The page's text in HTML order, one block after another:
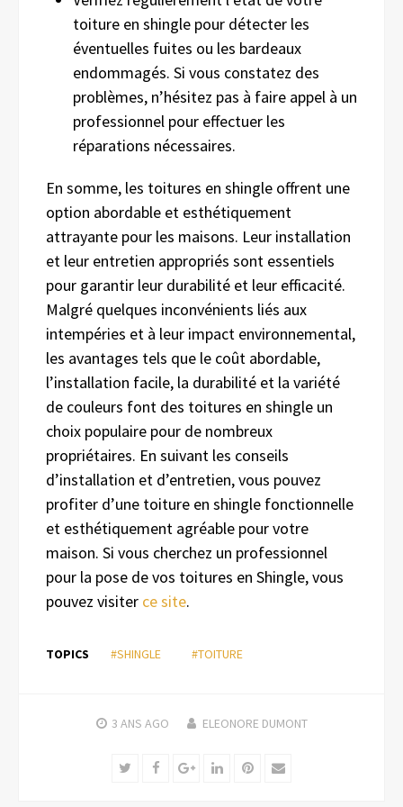
toiture en shingle pour détecter les
éventuelles fuites ou les bardeaux
endommagés. Si vous constatez des
problèmes, n’hésitez pas à faire appel à un
professionnel pour effectuer les
réparations nécessaires.
En somme, les toitures en shingle offrent une
option abordable et esthétiquement
attrayante pour les maisons. Leur installation
et leur entretien appropriés sont essentiels
pour garantir leur durabilité et leur efficacité.
Malgré quelques inconvénients liés aux
intempéries et à leur impact environnemental,
les avantages tels que le coût abordable,
l’installation facile, la durabilité et la variété
de couleurs font des toitures en shingle un
choix populaire pour de nombreux
propriétaires. En suivant les conseils
d’installation et d’entretien, vous pouvez
profiter d’une toiture en shingle fonctionnelle
et esthétiquement agréable pour votre
maison. Si vous cherchez un professionnel
pour la pose de vos toitures en Shingle, vous
pouvez visiter ce site.
TOPICS #SHINGLE #TOITURE
3 ANS AGO ELEONORE DUMONT
TwitterFacebookGoogle+LinkedInPinterest
Email